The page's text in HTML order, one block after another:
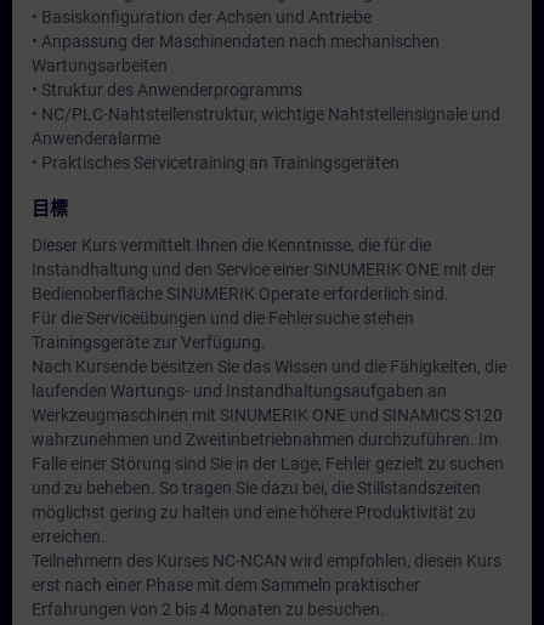
• Basiskonfiguration der Achsen und Antriebe
• Anpassung der Maschinendaten nach mechanischen
Wartungsarbeiten
• Struktur des Anwenderprogramms
• NC/PLC-Nahtstellenstruktur, wichtige Nahtstellensignale und
Anwenderalarme
• Praktisches Servicetraining an Trainingsgeräten
目標
Dieser Kurs vermittelt Ihnen die Kenntnisse, die für die
Instandhaltung und den Service einer SINUMERIK ONE mit der
Bedienoberfläche SINUMERIK Operate erforderlich sind.
Für die Serviceübungen und die Fehlersuche stehen
Trainingsgeräte zur Verfügung.
Nach Kursende besitzen Sie das Wissen und die Fähigkeiten, die
laufenden Wartungs- und Instandhaltungsaufgaben an
Werkzeugmaschinen mit SINUMERIK ONE und SINAMICS S120
wahrzunehmen und Zweitinbetriebnahmen durchzuführen. Im
Falle einer Störung sind Sie in der Lage, Fehler gezielt zu suchen
und zu beheben. So tragen Sie dazu bei, die Stillstandszeiten
möglichst gering zu halten und eine höhere Produktivität zu
erreichen.
Teilnehmern des Kurses NC-NCAN wird empfohlen, diesen Kurs
erst nach einer Phase mit dem Sammeln praktischer
Erfahrungen von 2 bis 4 Monaten zu besuchen.